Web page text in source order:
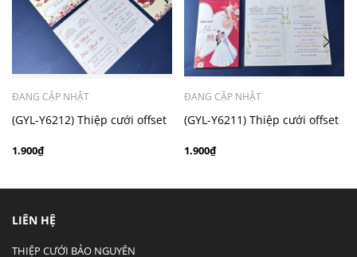
- Mẫu dưới 3000 giá chưa bao gồm bản đồ, quý khách
có nhu cầu in bản đồ sẽ có mức phí 300 - 500 đồng 1
thiệp tuỳ chất liệu.
ĐANG CẬP NHẬT
(GYL-Y6212) Thiệp cưới offset
1.900₫
ĐANG CẬP NHẬT
(GYL-Y6211) Thiệp cưới offset
1.900₫
LIÊN HỆ
THIỆP CƯỚI BẢO NGUYÊN